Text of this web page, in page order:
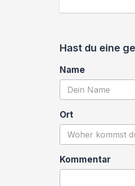
Hast du eine
Name
Ort
Kommentar